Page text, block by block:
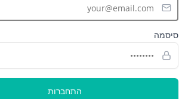
סיסמה
התחברות